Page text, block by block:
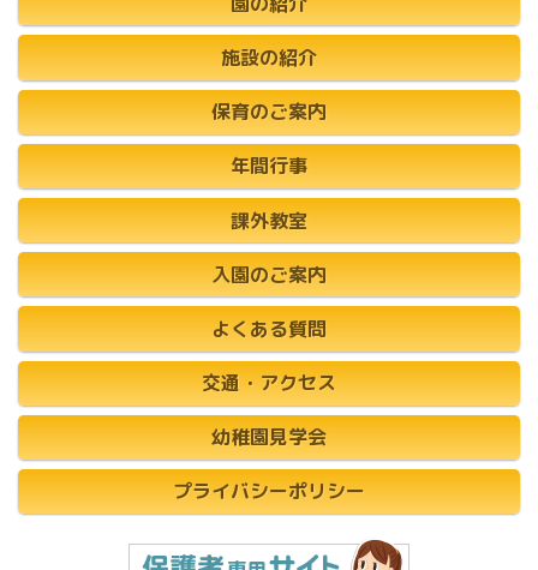
施設の紹介
保育のご案内
年間行事
課外教室
入園のご案内
よくある質問
交通・アクセス
幼稚園見学会
プライバシーポリシー